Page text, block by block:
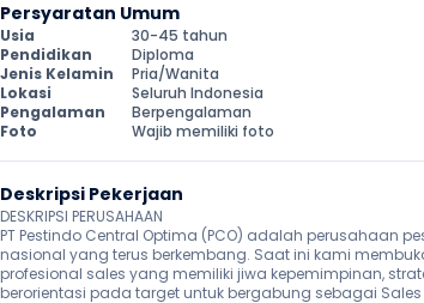
Persyaratan Umum
Usia
30-45 tahun
Pendidikan
Diploma
Jenis Kelamin
Pria/Wanita
Lokasi
Seluruh Indonesia
Pengalaman
Berpengalaman
Foto
Wajib memiliki foto
Deskripsi Pekerjaan
DESKRIPSI PERUSAHAAN
PT Pestindo Central Optima (PCO) adalah perusahaan
nasional yang terus berkembang. Saat ini kami
profesional sales yang memiliki jiwa kepemimpinan,
berorientasi pada target untuk bergabung sebagai Sales